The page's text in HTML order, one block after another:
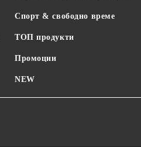
Спорт & свободно време
ТОП продукти
Промоции
NEW